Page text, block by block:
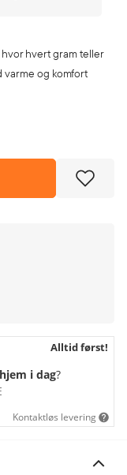
hvert gram teller
varme og komfort
Alltid først!
hjem i dag?
Kontaktløs levering